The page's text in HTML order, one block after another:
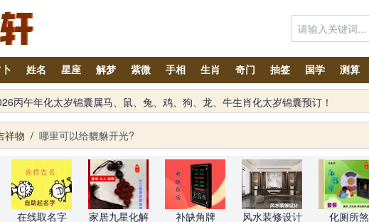
姓名 星座 解梦 紫微 手相 生肖 奇门 抽签 国学 测算
丙午年化太岁锦囊属马、鼠、兔、鸡、狗、龙、牛生肖化太岁锦囊预订！
祥物 / 哪里可以给貔貅开光?
在线取名字 家居九星化解 补缺角牌 风水装修设计 化厕所煞